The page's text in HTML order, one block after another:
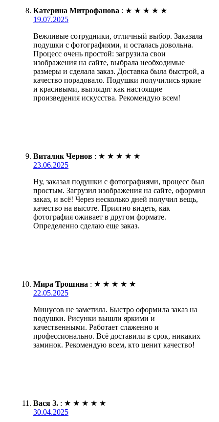
Катерина Митрофанова : ★ ★ ★ ★ ★
19.07.2025
Вежливые сотрудники, отличный выбор. Заказала
подушки с фотографиями, и осталась довольна.
Процесс очень простой: загрузила свои
изображения на сайте, выбрала необходимые
размеры и сделала заказ. Доставка была быстрой, а
качество порадовало. Подушки получились яркие
и красивыми, выглядят как настоящие
произведения искусства. Рекомендую всем!
Виталик Чернов : ★ ★ ★ ★ ★
23.06.2025
Ну, заказал подушки с фотографиями, процесс был
простым. Загрузил изображения на сайте, оформил
заказ, и всё! Через несколько дней получил вещь,
качество на высоте. Приятно видеть, как
фотография оживает в другом формате.
Определенно сделаю еще заказ.
Мира Трошина : ★ ★ ★ ★ ★
22.05.2025
Минусов не заметила. Быстро оформила заказ на
подушки. Рисунки вышли яркими и
качественными. Работает слаженно и
профессионально. Всё доставили в срок, никаких
заминок. Рекомендую всем, кто ценит качество!
Вася З. : ★ ★ ★ ★ ★
30.04.2025